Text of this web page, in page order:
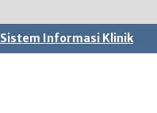
Sistem Informasi Klinik